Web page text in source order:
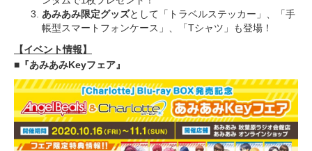
あみあみ限定グッズとして「トラベルステッカー」、「手
帳型スマートフォンケース」、「Tシャツ」も登場！
【イベント情報】
■『あみあみKeyフェア』